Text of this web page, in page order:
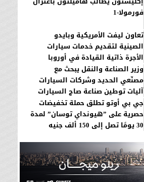
فورمولا-1
تعاون ليفت الأمريكية وبايدو
الصينية لتقديم خدمات سيارات
الأجرة ذاتية القيادة في أوروبا
وزير الصناعة والنقل يبحث مع
مصنّعي الحديد وشركات السيارات
آليات توطين صناعة صاج السيارات
جي بي أوتو تطلق حملة تخفيضات
حصرية على ”هيونداي توسان” لمدة
30 يومًا تصل إلى 150 ألف جنيه